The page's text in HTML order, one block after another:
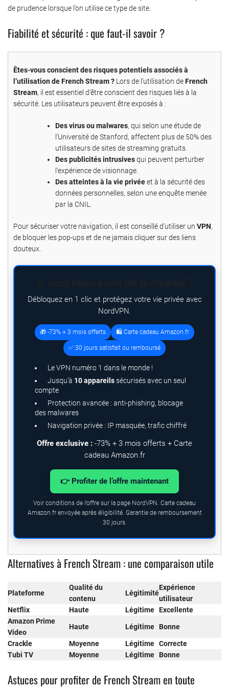
de prudence lorsque l’on utilise ce type de site.
Fiabilité et sécurité : que faut-il savoir ?
Êtes-vous conscient des risques potentiels associés à
l’utilisation de French Stream ? Lors de l’utilisation deFrench
Stream, il est essentiel d’être conscient des risques liés à la
sécurité. Les utilisateurs peuvent être exposés à :
Des virus ou malwares, qui selon une étude de
l’Université de Stanford, affectent plus de 50% des
utilisateurs de sites de streaming gratuits.
Des publicités intrusivesqui peuvent perturber
l’expérience de visionnage.
Des atteintes à la vie privéeet à la sécurité des
données personnelles, selon une enquête menée
par la CNIL.
Pour sécuriser votre navigation, il est conseillé d’utiliser un VPN,
de bloquer les pop-ups et de ne jamais cliquer sur des liens
douteux.
Débloquez en 1 clic et protégez votre vie privée avec
NordVPN.
🎁 -73% + 3 mois offerts 🛍️ Carte cadeau Amazon.fr
✅ 30 jours satisfait ou remboursé
Le VPN numéro 1 dans le monde !
Jusqu’à 10 appareilssécurisés avec un seul
compte
Protection avancée : anti-phishing, blocage
des malwares
Navigation privée : IP masquée, trafic chiffré
Offre exclusive : -73% + 3 mois offerts + Carte
cadeau Amazon.fr
👉 Profiter de l’offre maintenant
Voir conditions de l’offre sur la page NordVPN. Carte cadeau
Amazon.fr envoyée après éligibilité. Garantie de remboursement
30 jours.
Alternatives à French Stream : une comparaison utile
Plateforme
Qualité du
contenu
Légitimité
Expérience
utilisateur
Netflix
Haute Légitime Excellente
Amazon Prime
Video
Haute Légitime Bonne
Crackle Moyenne Légitime Correcte
Tubi TV
Moyenne Légitime Bonne
Astuces pour profiter de French Stream en toute